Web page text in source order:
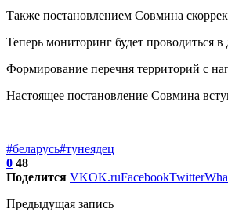
Также постановлением Совмина
Теперь мониторинг будет проводиться
Формирование перечня территорий с
Настоящее постановление Совмина
#беларусь#тунеядец
0 48
Поделится VKOK.ruFacebookTwitter
Предыдущая запись